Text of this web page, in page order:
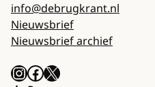
info@debrugkrant.nl
Nieuwsbrief
Nieuwsbrief archief
InstagramFacebook X